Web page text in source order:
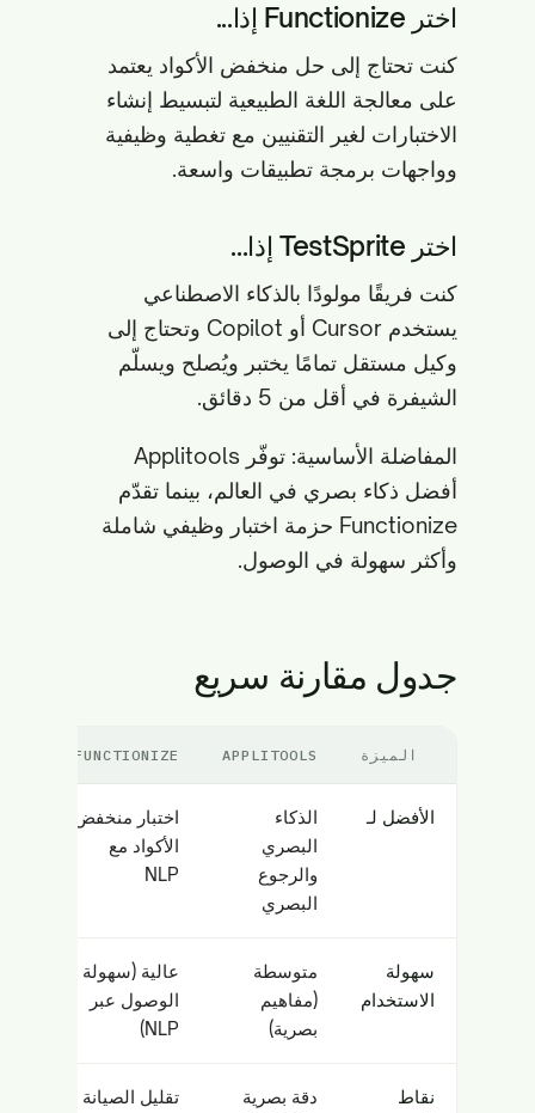
اختر Functionize إذا...
كنت تحتاج إلى حل منخفض الأكواد يعتمد
على معالجة اللغة الطبيعية لتبسيط إنشاء
الاختبارات لغير التقنيين مع تغطية وظيفية
وواجهات برمجة تطبيقات واسعة.
اختر TestSprite إذا...
كنت فريقًا مولودًا بالذكاء الاصطناعي
يستخدم Cursor أو Copilot وتحتاج إلى
وكيل مستقل تمامًا يختبر ويُصلح ويسلّم
الشيفرة في أقل من 5 دقائق.
المفاضلة الأساسية: توفّر Applitools
أفضل ذكاء بصري في العالم، بينما تقدّم
Functionize حزمة اختبار وظيفي شاملة
وأكثر سهولة في الوصول.
جدول مقارنة سريع
الميزة APPLITOOLS
FUNCTIONIZE
الأفضل لـ
الذكاء
البصري
والرجوع
البصري
اختبار منخفض
الأكواد مع
NLP
سهولة
الاستخدام
متوسطة
(مفاهيم
بصرية)
عالية (سهولة
الوصول عبر
NLP)
نقاط
دقة بصرية
تقليل الصيانة